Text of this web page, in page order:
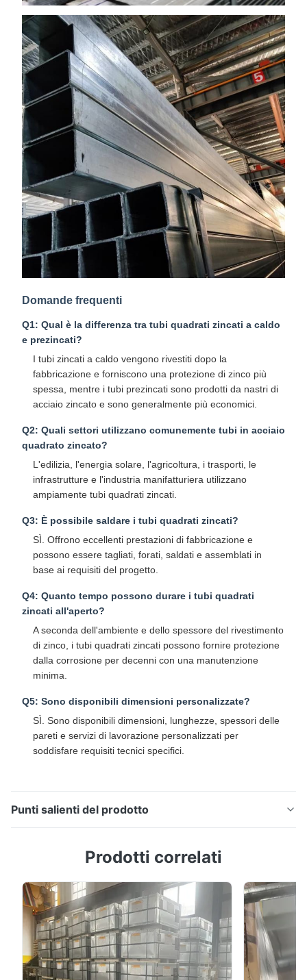
Domande frequenti
Q1: Qual è la differenza tra tubi quadrati zincati a caldo
e prezincati?
I tubi zincati a caldo vengono rivestiti dopo la
fabbricazione e forniscono una protezione di zinco più
spessa, mentre i tubi prezincati sono prodotti da nastri di
acciaio zincato e sono generalmente più economici.
Q2: Quali settori utilizzano comunemente tubi in acciaio
quadrato zincato?
L'edilizia, l'energia solare, l'agricoltura, i trasporti, le
infrastrutture e l'industria manifatturiera utilizzano
ampiamente tubi quadrati zincati.
Q3: È possibile saldare i tubi quadrati zincati?
SÌ. Offrono eccellenti prestazioni di fabbricazione e
possono essere tagliati, forati, saldati e assemblati in
base ai requisiti del progetto.
Q4: Quanto tempo possono durare i tubi quadrati
zincati all'aperto?
A seconda dell'ambiente e dello spessore del rivestimento
di zinco, i tubi quadrati zincati possono fornire protezione
dalla corrosione per decenni con una manutenzione
minima.
Q5: Sono disponibili dimensioni personalizzate?
SÌ. Sono disponibili dimensioni, lunghezze, spessori delle
pareti e servizi di lavorazione personalizzati per
soddisfare requisiti tecnici specifici.
Punti salienti del prodotto
per costruzioni strutturali, montaggio solare e
quadrato in acciaio zincato è una sezione strutturale
cava prodotta in acciaio al carbonio di alta qualità e
protetta da un rivestimento di zinco ...
Prodotti correlati